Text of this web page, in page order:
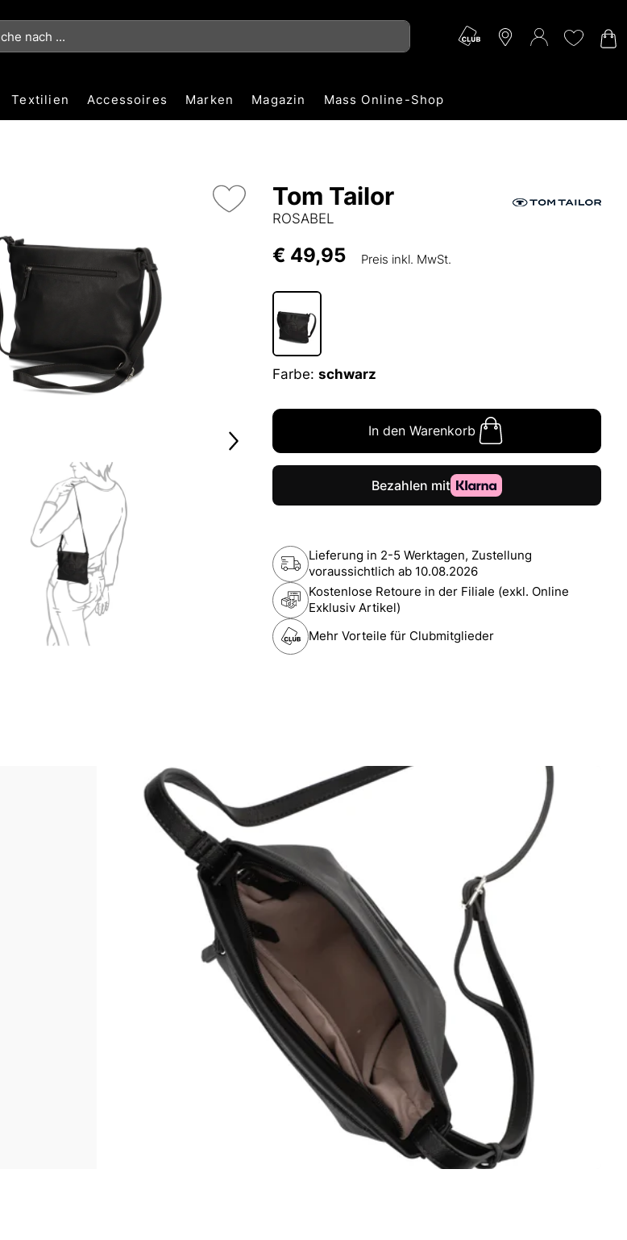
Textilien Accessoires Marken Magazin Mass Online-Shop
Tom Tailor
ROSABEL
€ 49,95 Preis inkl. MwSt.
Farbe: schwarz
In den Warenkorb
Lieferung in 2-5 Werktagen, Zustellung
voraussichtlich ab 10.08.2026
Kostenlose Retoure in der Filiale (exkl. Online
Exklusiv Artikel)
Mehr Vorteile für Clubmitglieder